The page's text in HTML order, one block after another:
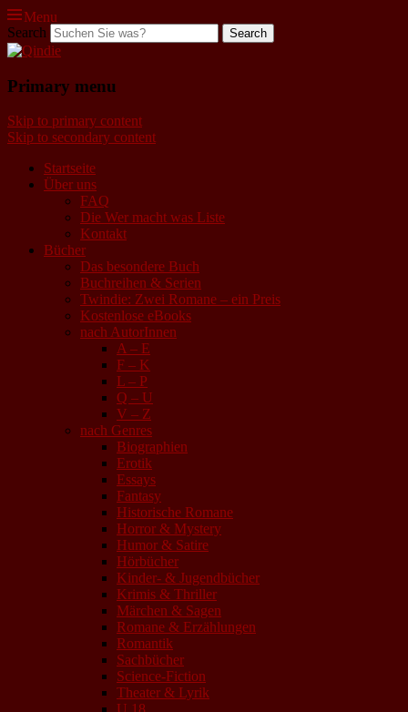
Menu
Qindie
Search
Primary menu
Skip to primary content
Skip to secondary content
Startseite
Über uns
FAQ
Die Wer macht was Liste
Kontakt
Bücher
Das besondere Buch
Buchreihen & Serien
Twindie: Zwei Romane – ein Preis
Kostenlose eBooks
nach AutorInnen
A – E
F – K
L – P
Q – U
V – Z
nach Genres
Biographien
Erotik
Essays
Fantasy
Historische Romane
Horror & Mystery
Humor & Satire
Hörbücher
Kinder- & Jugendbücher
Krimis & Thriller
Märchen & Sagen
Romane & Erzählungen
Romantik
Sachbücher
Science-Fiction
Theater & Lyrik